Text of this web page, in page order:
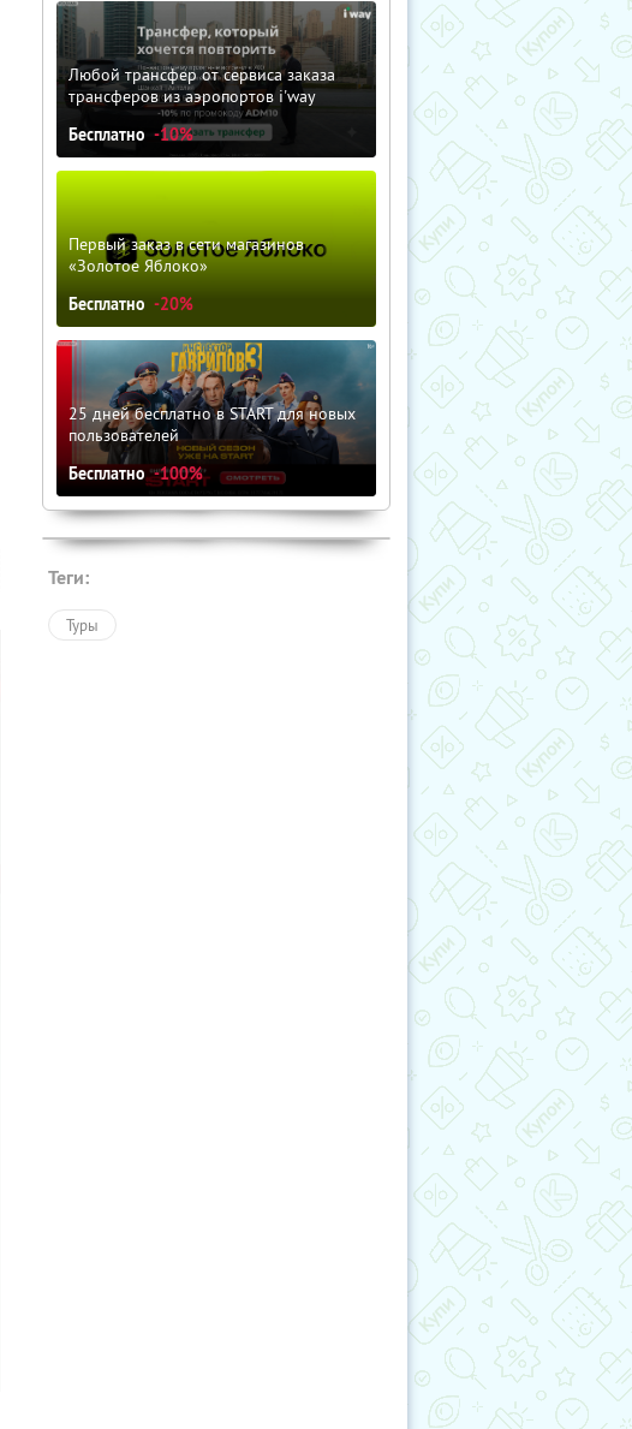
Любой трансфер от сервиса заказа
трансферов из аэропортов i'way
Бесплатно -10%
Первый заказ в сети магазинов
«Золотое Яблоко»
Бесплатно -20%
25 дней бесплатно в START для новых
пользователей
Бесплатно -100%
Теги:
Туры